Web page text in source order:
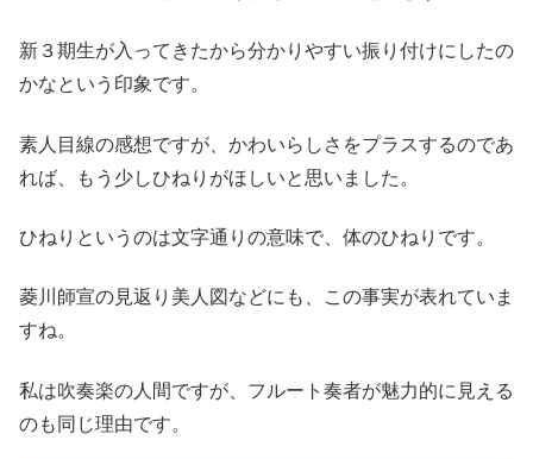
新３期生が入ってきたから分かりやすい振り付けにしたの
かなという印象です。
素人目線の感想ですが、かわいらしさをプラスするのであ
れば、もう少しひねりがほしいと思いました。
ひねりというのは文字通りの意味で、体のひねりです。
菱川師宣の見返り美人図などにも、この事実が表れていま
すね。
私は吹奏楽の人間ですが、フルート奏者が魅力的に見える
のも同じ理由です。